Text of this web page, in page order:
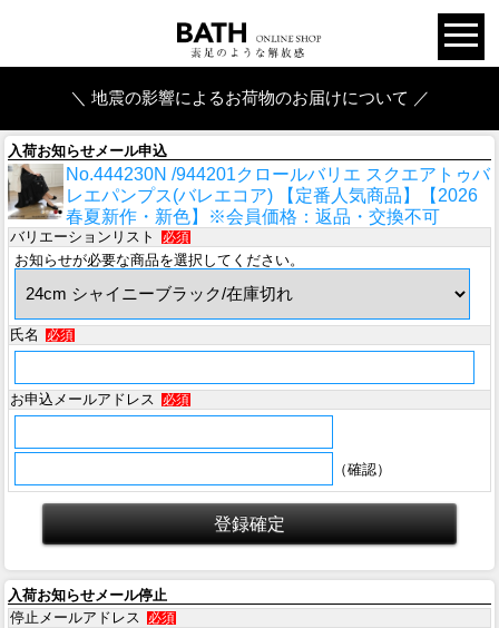
＼ 地震の影響によるお荷物のお届けについて ／
入荷お知らせメール申込
No.444230N /944201クロールバリエ スクエアトゥバ
レエパンプス(バレエコア) 【定番人気商品】【2026
春夏新作・新色】※会員価格：返品・交換不可
バリエーションリスト 必須
お知らせが必要な商品を選択してください。
氏名 必須
お申込メールアドレス 必須
（確認）
入荷お知らせメール停止
停止メールアドレス
必須